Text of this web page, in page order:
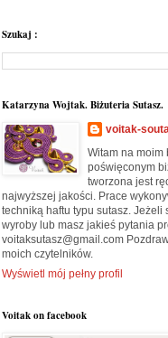
Szukaj :
Katarzyna Wojtak. Biżuteria Sutasz.
voitak-
Witam na moim
poświęconym
tworzona jest
najwyższej jakości. Prace
techniką haftu typu sutasz. Jeżeli
wyroby lub masz jakieś pytania
voitaksutasz@gmail.com
moich czytelników.
Wyświetl mój pełny profil
Voitak on facebook